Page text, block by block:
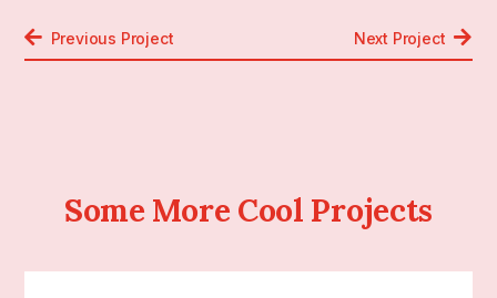
Previous Project Next Project
Some More Cool Projects